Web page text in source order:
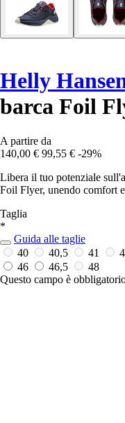
Helly
barca Foil
A partire da
140,00 € 99,55 € -29%
Libera il tuo potenziale
Foil Flyer, unendo comfort
Taglia
*
Guida alle taglie
40
40,5 41
46
46,5
48
Questo campo è